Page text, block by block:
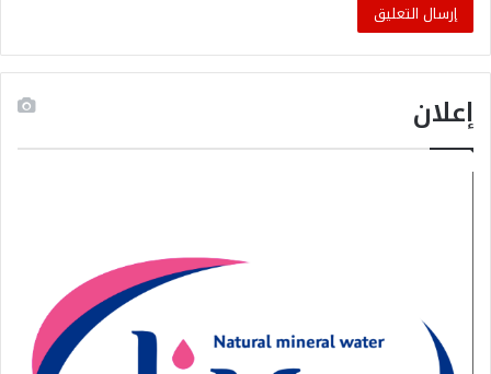
إعلان